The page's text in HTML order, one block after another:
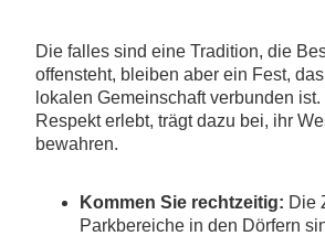
Die falles sind eine Tradition, die
offensteht, bleiben aber ein Fest,
lokalen Gemeinschaft verbunden
Respekt erlebt, trägt dazu bei, ihr
bewahren.
Kommen Sie rechtzeitig: Die
Parkbereiche in den Dörfern